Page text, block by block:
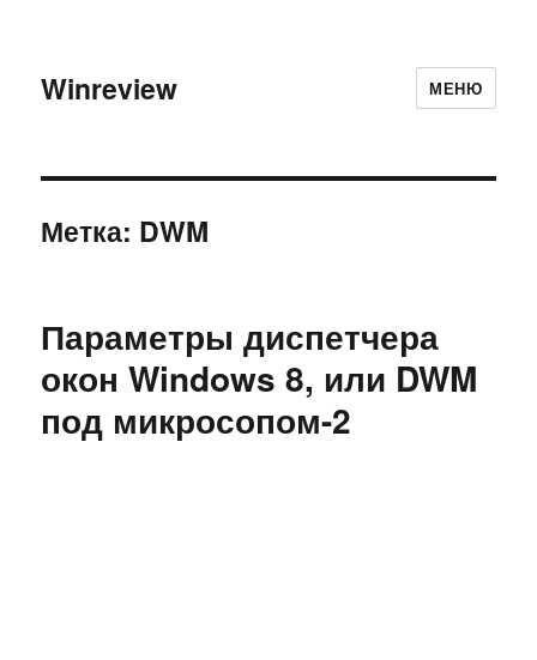
Winreview МЕНЮ
Метка: DWM
Параметры диспетчера
окон Windows 8, или DWM
под микросопом-2